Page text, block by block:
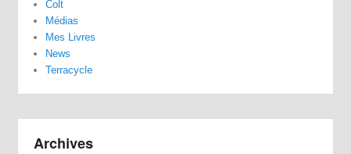
Colt
Médias
Mes Livres
News
Terracycle
Archives